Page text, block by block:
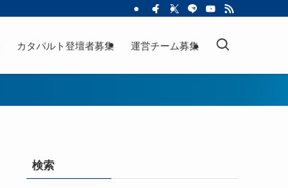
カタパルト登壇者募集 運営チーム募集
検索